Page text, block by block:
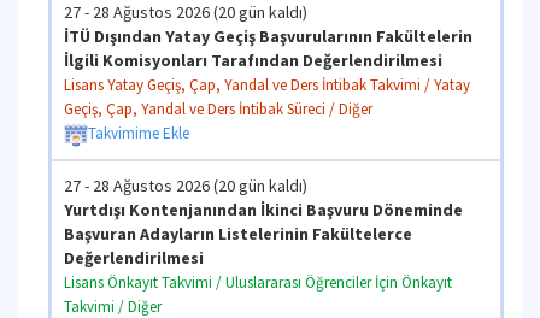
27 - 28 Ağustos 2026 (20 gün kaldı)
İTÜ Dışından Yatay Geçiş Başvurularının Fakültelerin
İlgili Komisyonları Tarafından Değerlendirilmesi
Lisans Yatay Geçiş, Çap, Yandal ve Ders İntibak Takvimi / Yatay
Geçiş, Çap, Yandal ve Ders İntibak Süreci / Diğer
Takvimime Ekle
27 - 28 Ağustos 2026 (20 gün kaldı)
Yurtdışı Kontenjanından İkinci Başvuru Döneminde
Başvuran Adayların Listelerinin Fakültelerce
Değerlendirilmesi
Lisans Önkayıt Takvimi / Uluslararası Öğrenciler İçin Önkayıt
Takvimi / Diğer